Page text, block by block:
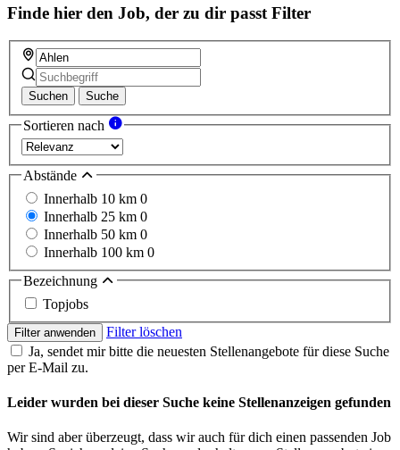
Finde hier den Job, der zu dir passt Filter
Suchen Suche
Sortieren nach
Abstände
Innerhalb 10 km 0
Innerhalb 25 km 0
Innerhalb 50 km 0
Innerhalb 100 km 0
Bezeichnung
Topjobs
Filter anwenden
Filter löschen
Ja, sendet mir bitte die neuesten Stellenangebote für diese Suche
per E-Mail zu.
Leider wurden bei dieser Suche keine Stellenanzeigen gefunden
Wir sind aber überzeugt, dass wir auch für dich einen passenden Job